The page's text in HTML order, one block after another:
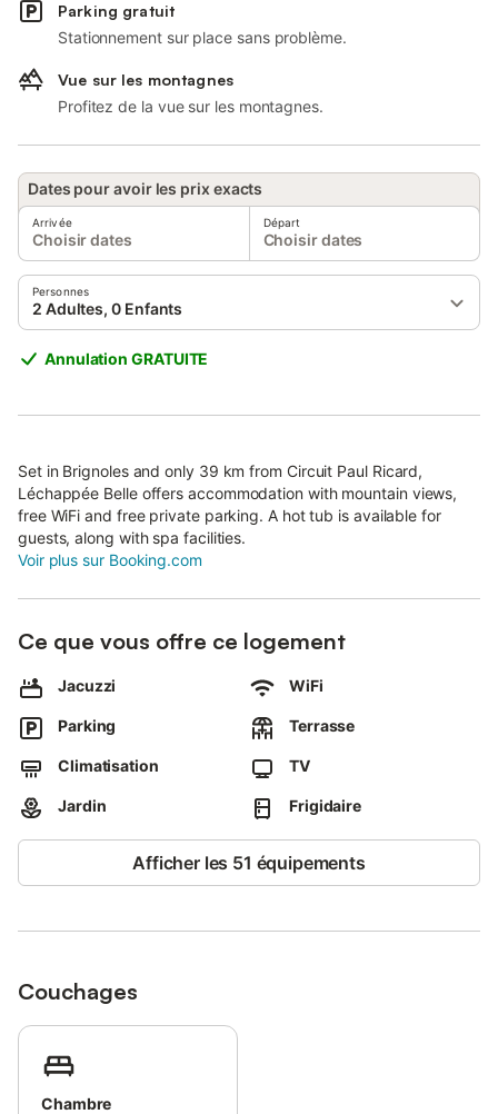
Parking gratuit
Stationnement sur place sans problème.
Vue sur les montagnes
Profitez de la vue sur les montagnes.
Dates pour avoir les prix exacts
Arrivée
Choisir dates
Départ
Choisir dates
Personnes
2 Adultes, 0 Enfants
Annulation GRATUITE
Set in Brignoles and only 39 km from Circuit Paul Ricard,
Léchappée Belle offers accommodation with mountain views,
free WiFi and free private parking. A hot tub is available for
guests, along with spa facilities.
Voir plus sur Booking.com
Ce que vous offre ce logement
Jacuzzi WiFi
Parking Terrasse
Climatisation TV
Jardin Frigidaire
Afficher les 51 équipements
Couchages
Chambre